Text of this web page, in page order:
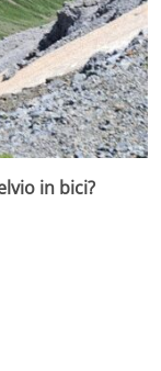
in bici?